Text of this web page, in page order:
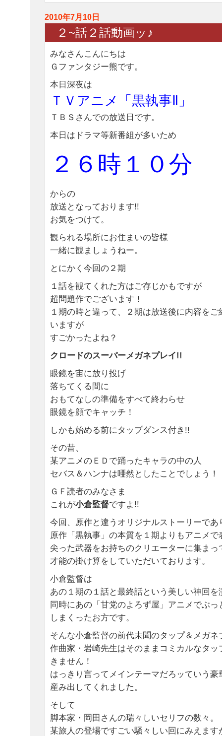
2010年7月10日
２~話２話動画ッ♪
みなさんこんにちは
Ｇファンタジー熊です。
本日深夜は
ＴＶアニメ「黒執事Ⅱ」
ＴＢＳさんでの放送日です。
本日はドラマ等新番組が多いため
２６時１０分
からの
放送となっております!!
お気をつけて。
観られる場所にお住まいの皆様
一緒に観ましょうねー。
とにかく今回の２期
１話を観てくれた方はご存じかもですが
超問題作でございます！
１期の時と違って、２期は放送後に内容を
いますが
すごかったよね？
クロードのスーパーメガネプレイ!!
眼鏡を宙に放り投げ
落ちてくる間に
おもてなしの準備をすべて終わらせ
眼鏡を顔でキャッチ！
しかも始める前にタップダンス付き!!
その昔、
某アニメのＥＤで踊ったキャラの中の人
セバス＆ハンナは唖然としたことでしょう！
ＧＦ読者のみなさま
これが小倉監督ですよ!!
今回、原作と違うオリジナルストーリーであ
原作「黒執事」の本質を１期よりもアニメで
尖った武器をお持ちのクリエーターに集まっ
才能の掛け算をしていただいております。
小倉監督は
あの１期の１話と最終話という美しい神回を
同時にあの「甘党のよろず屋」アニメでぶ
しまくったお方です。
そんな小倉監督の前代未聞のタップ＆メガネ
作曲家・岩崎先生はそのままコミカルなタッ
きません！
はっきり言ってメインテーマだろッていう
産み出してくれました。
そして
脚本家・岡田さんの瑞々しいセリフの数々。
某旅人の登場ですごい騒々しい回にみえます